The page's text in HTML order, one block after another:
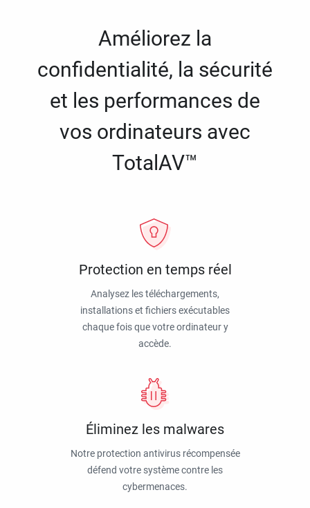
Améliorez la
confidentialité, la sécurité
et les performances de
vos ordinateurs avec
TotalAV™
Protection en temps réel
Analysez les téléchargements,
installations et fichiers exécutables
chaque fois que votre ordinateur y
accède.
Éliminez les malwares
Notre protection antivirus récompensée
défend votre système contre les
cybermenaces.